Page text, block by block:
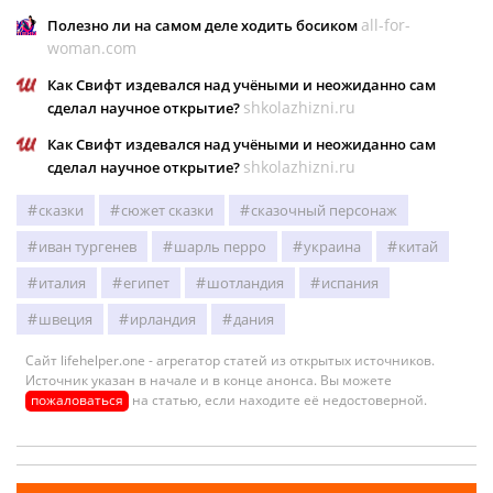
Полезно ли на самом деле ходить босиком all-for-
woman.com
Как Свифт издевался над учёными и неожиданно сам
сделал научное открытие? shkolazhizni.ru
Как Свифт издевался над учёными и неожиданно сам
сделал научное открытие? shkolazhizni.ru
сказки сюжет сказки
сказочный персонаж
иван тургенев
шарль перро украина
китай
италия
египет шотландия
испания
швеция
ирландия дания
Сайт lifehelper.one - агрегатор статей из открытых источников.
Источник указан в начале и в конце анонса. Вы можете
пожаловаться на статью, если находите её недостоверной.